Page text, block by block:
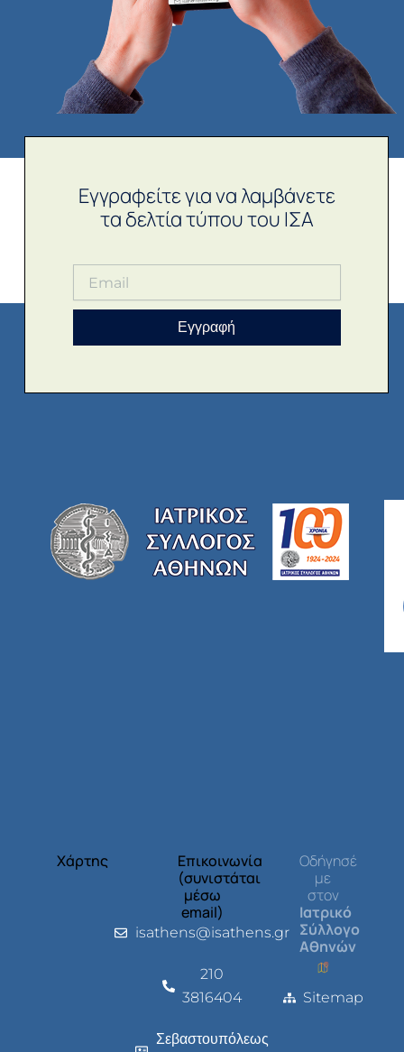
Εγγραφείτε για να λαμβάνετε
τα δελτία τύπου του ΙΣΑ
Εγγραφή
Χάρτης
Επικοινωνία
(συνιστάται
μέσω
email)
isathens@isathens.gr
210
3816404
Σεβαστουπόλεως
Οδήγησέ
με
στον
Ιατρικό
Σύλλογο
Αθηνών
Sitemap